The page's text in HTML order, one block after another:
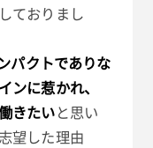
ておりまし
パクトでありな
ンに惹かれ、
きたいと思い
望した理由